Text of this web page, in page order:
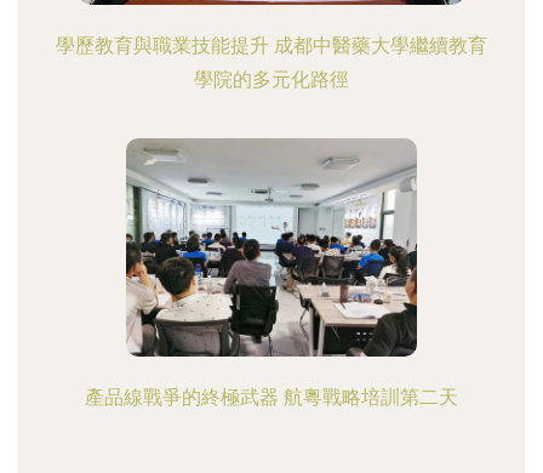
學歷教育與職業技能提升 成都中醫藥大學繼續教育
學院的多元化路徑
產品線戰爭的終極武器 航粵戰略培訓第二天